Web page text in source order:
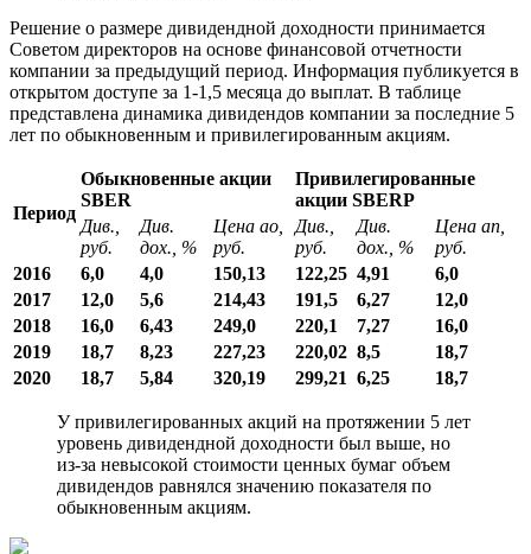
Решение о размере дивидендной доходности принимается
Советом директоров на основе финансовой отчетности
компании за предыдущий период. Информация публикуется в
открытом доступе за 1-1,5 месяца до выплат. В таблице
представлена динамика дивидендов компании за последние 5
лет по обыкновенным и привилегированным акциям.
Период
Обыкновенные акции
SBER
Привилегированные
акции SBERP
Див.,
руб.
Див.
дох., %
Цена ао,
руб.
Див.,
руб.
Див.
дох., %
Цена ап,
руб.
2016
6,0 4,0 150,13 122,25 4,91
6,0
2017
12,0 5,6 214,43 191,5 6,27
12,0
2018
16,0 6,43 249,0 220,1 7,27
16,0
2019
18,7 8,23 227,23 220,02 8,5
18,7
2020
18,7 5,84 320,19 299,21 6,25 18,7
У привилегированных акций на протяжении 5 лет
уровень дивидендной доходности был выше, но
из-за невысокой стоимости ценных бумаг объем
дивидендов равнялся значению показателя по
обыкновенным акциям.